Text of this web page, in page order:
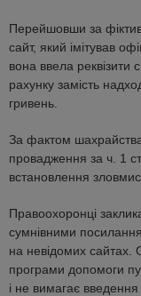
Перейшовши за
сайт, який імітував
вона ввела реквізити
рахунку замість
гривень.
За фактом шахрайства
провадження за ч. 1
встановлення
Правоохоронці
сумнівними
на невідомих сайтах.
програми допомоги
і не вимагає